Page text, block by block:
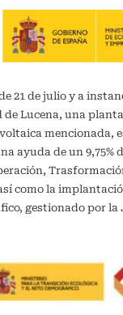
21 de julio y a
Lucena, una
ayuda de un
como la
gestionado por